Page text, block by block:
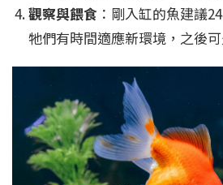
觀察與餵食 ：剛入缸的魚建議
牠們有時間適應新環境，之後可